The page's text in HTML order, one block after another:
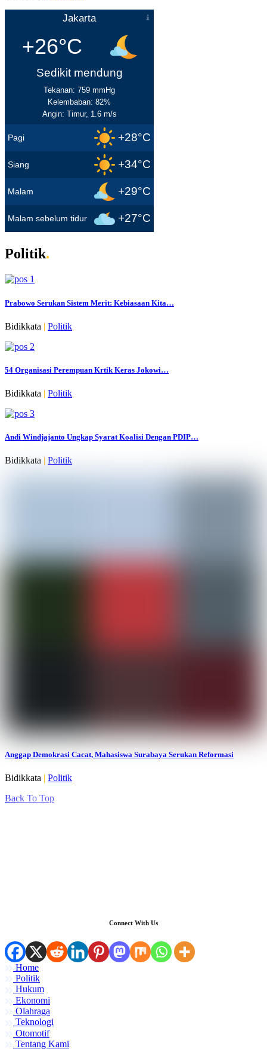
Jakarta
+26°C
Sedikit mendung
Tekanan: 759 mmHg
Kelembaban: 82%
Angin: Timur, 1.6 m/s
Pagi +28°C
Siang +34°C
Malam +29°C
Malam sebelum tidur +27°C
Politik.
Prabowo Serukan Sistem Merit: Kebiasaan Kita…
Bidikkata | Politik
54 Organisasi Perempuan Krtik Keras Jokowi…
Bidikkata | Politik
Andi Windjajanto Ungkap Syarat Koalisi Dengan PDIP…
Bidikkata | Politik
Anggap Demokrasi Cacat, Mahasiswa Surabaya Serukan Reformasi
Bidikkata | Politik
Back To Top
Connect With Us
Home
Politik
Hukum
Ekonomi
Olahraga
Teknologi
Otomotif
Tentang Kami